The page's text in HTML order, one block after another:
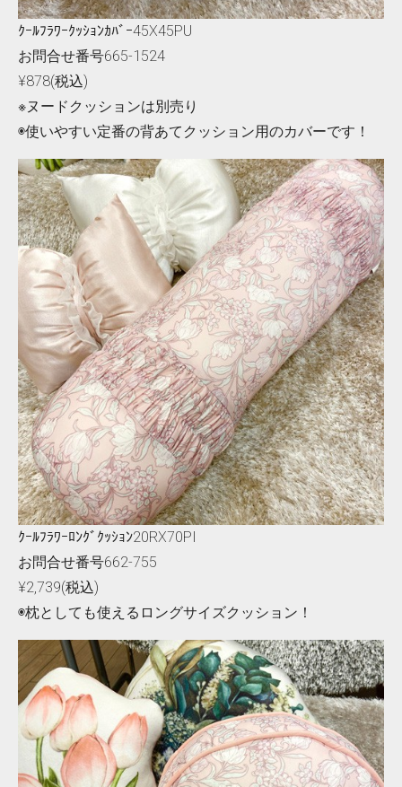
ｸｰﾙﾌﾗﾜｰｸｯｼｮﾝｶﾊﾞｰ45X45PU
お問合せ番号665-1524
¥878(税込)
※ヌードクッションは別売り
◉使いやすい定番の背あてクッション用のカバーです！
ｸｰﾙﾌﾗﾜｰﾛﾝｸﾞｸｯｼｮﾝ20RX70PI
お問合せ番号662-755
¥2,739(税込)
◉枕としても使えるロングサイズクッション！